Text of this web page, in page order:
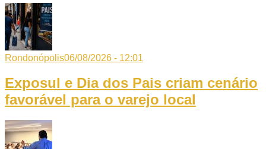
Rondonópolis06/08/2026 - 12:01
Exposul e Dia dos Pais criam cenário
favorável para o varejo local